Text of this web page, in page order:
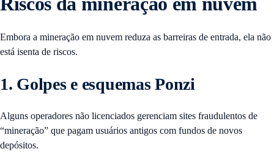
Embora a mineração em nuvem reduza as barreiras de entrada, ela não
está isenta de riscos.
1. Golpes e esquemas Ponzi
Alguns operadores não licenciados gerenciam sites fraudulentos de
“mineração” que pagam usuários antigos com fundos de novos
depósitos.